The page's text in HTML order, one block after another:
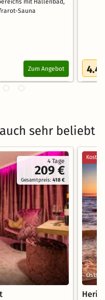
mit Hallenbad,
Sauna
Zum Angebot 4.4
sehr beliebt
4 Tage
209 €
Gesamtpreis:418 €